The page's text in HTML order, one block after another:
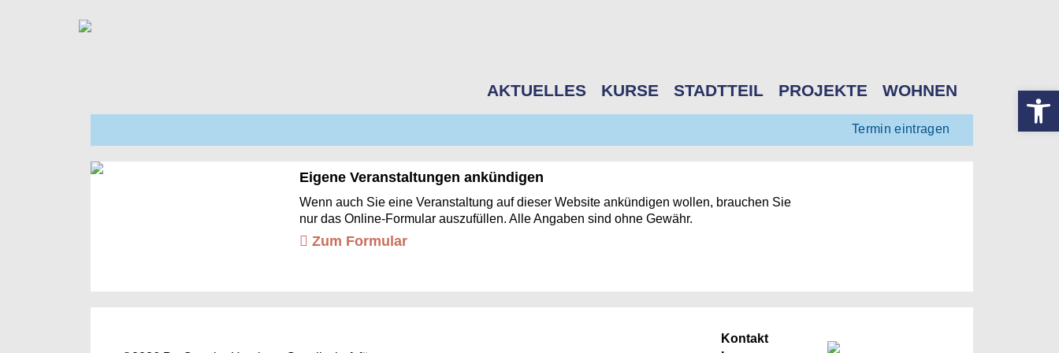
AKTUELLES KURSE STADTTEIL PROJEKTE WOHNEN
Termin eintragen
Eigene Veranstaltungen ankündigen
Wenn auch Sie eine Veranstaltung auf dieser Website ankündigen wollen, brauchen Sie
nur das Online-Formular auszufüllen. Alle Angaben sind ohne Gewähr.
Zum Formular
Kontakt